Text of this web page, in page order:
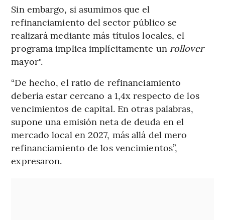
Sin embargo, si asumimos que el
refinanciamiento del sector público se
realizará mediante más títulos locales, el
programa implica implícitamente un rollover
mayor".
“De hecho, el ratio de refinanciamiento
debería estar cercano a 1,4x respecto de los
vencimientos de capital. En otras palabras,
supone una emisión neta de deuda en el
mercado local en 2027, más allá del mero
refinanciamiento de los vencimientos”,
expresaron.